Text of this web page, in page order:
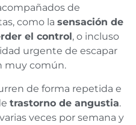
de
como la sensación de
el control , o incluso
urgente de escapar
muy común.
de forma repetida e
trastorno de angustia.
veces por semana y